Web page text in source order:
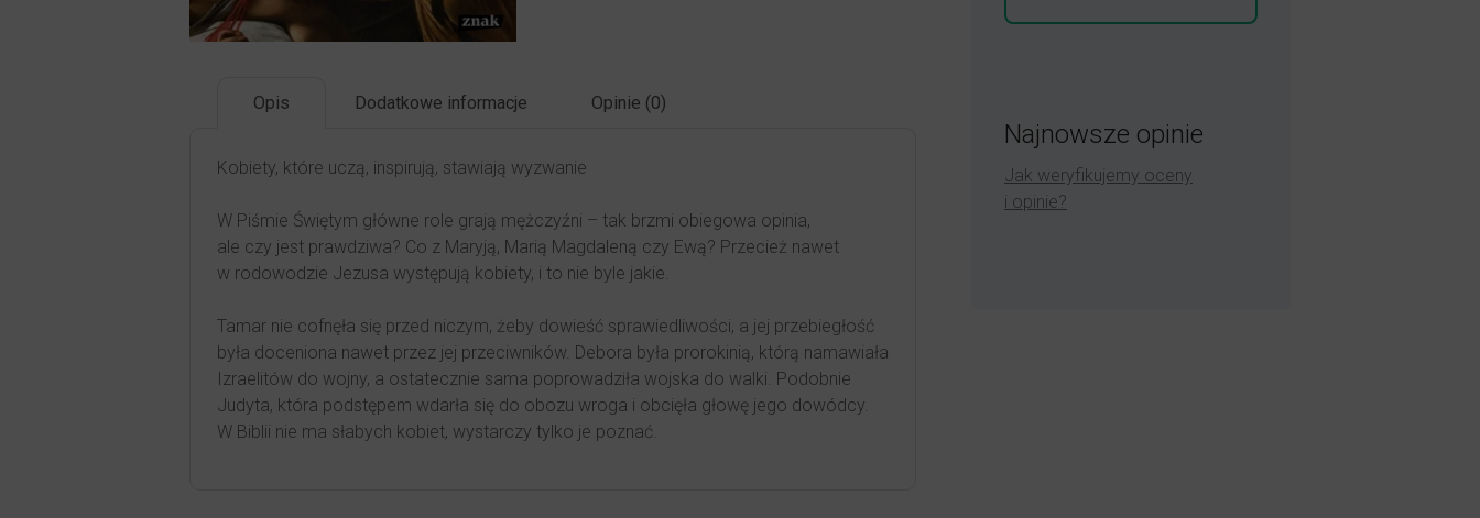
Opis Dodatkowe informacje Opinie (0)
Kobiety, które uczą, inspirują, stawiają wyzwanie
W Piśmie Świętym główne role grają mężczyźni – tak brzmi obiegowa opinia,
ale czy jest prawdziwa? Co z Maryją, Marią Magdaleną czy Ewą? Przecież nawet
w rodowodzie Jezusa występują kobiety, i to nie byle jakie.
Tamar nie cofnęła się przed niczym, żeby dowieść sprawiedliwości, a jej przebiegłość
była doceniona nawet przez jej przeciwników. Debora była prorokinią, którą namawiała
Izraelitów do wojny, a ostatecznie sama poprowadziła wojska do walki. Podobnie
Judyta, która podstępem wdarła się do obozu wroga i obcięła głowę jego dowódcy.
W Biblii nie ma słabych kobiet, wystarczy tylko je poznać.
Najnowsze opinie
Jak weryfikujemy oceny
i opinie?